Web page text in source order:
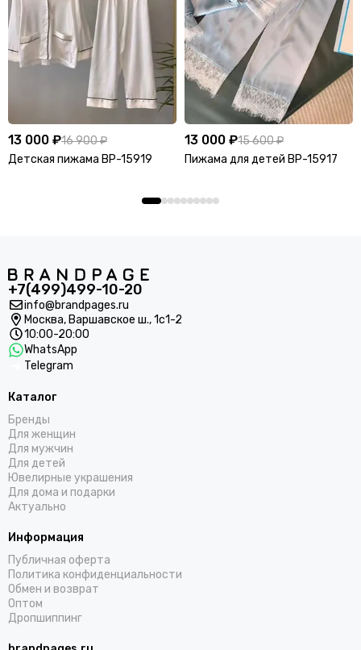
13 000 ₽16 900 ₽
Детская пижама BP-15919
13 000 ₽15 600 ₽
Пижама для детей BP-15917
+7(499)499-10-20
info@brandpages.ru
Москва, Варшавское ш., 1с1-2
10:00-20:00
WhatsApp
Telegram
Каталог
Бренды
Для женщин
Для мужчин
Для детей
Ювелирные украшения
Для дома и подарки
Актуально
Информация
Публичная оферта
Политика конфиденциальности
Обмен и возврат
Оптом
Дропшиппинг